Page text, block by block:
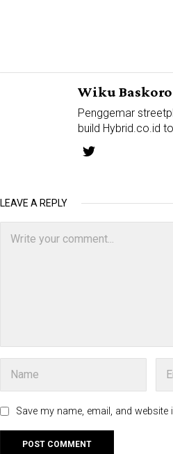
Wiku Baskoro
Penggemar
build Hybrid.co.id
LEAVE A REPLY
Save my name, email, and